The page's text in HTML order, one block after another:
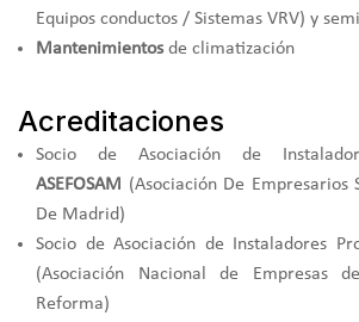
Equipos conductos / Sistemas VRV) y
Mantenimientosde climatización
Acreditaciones
Socio de Asociación de
ASEFOSAM (Asociación De Empresarios
De Madrid)
Socio de Asociación de Instaladores
(Asociación Nacional de Empresas
Reforma)